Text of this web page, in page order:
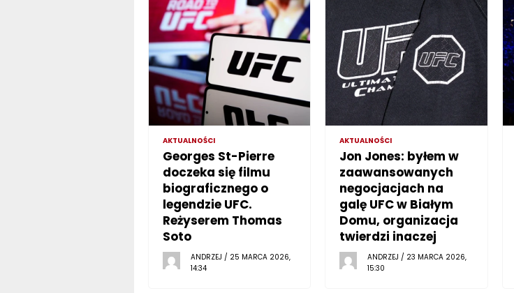
AKTUALNOŚCI
Georges St-Pierre
doczeka się filmu
biograficznego o
legendzie UFC.
Reżyserem Thomas
Soto
ANDRZEJ / 25 MARCA 2026,
14:34
AKTUALNOŚCI
Jon Jones: byłem w
zaawansowanych
negocjacjach na
galę UFC w Białym
Domu, organizacja
twierdzi inaczej
ANDRZEJ / 23 MARCA 2026,
15:30